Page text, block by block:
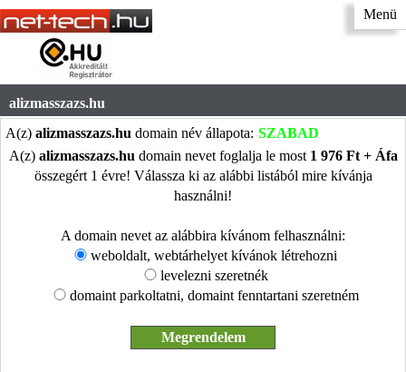
Menü
alizmasszazs.hu
A(z) alizmasszazs.hu domain név állapota: SZABAD
A(z) alizmasszazs.hu domain nevet foglalja le most 1 976 Ft + Áfa
összegért 1 évre! Válassza ki az alábbi listából mire kívánja
használni!
A domain nevet az alábbira kívánom felhasználni:
weboldalt, webtárhelyet kívánok létrehozni
levelezni szeretnék
domaint parkoltatni, domaint fenntartani szeretném